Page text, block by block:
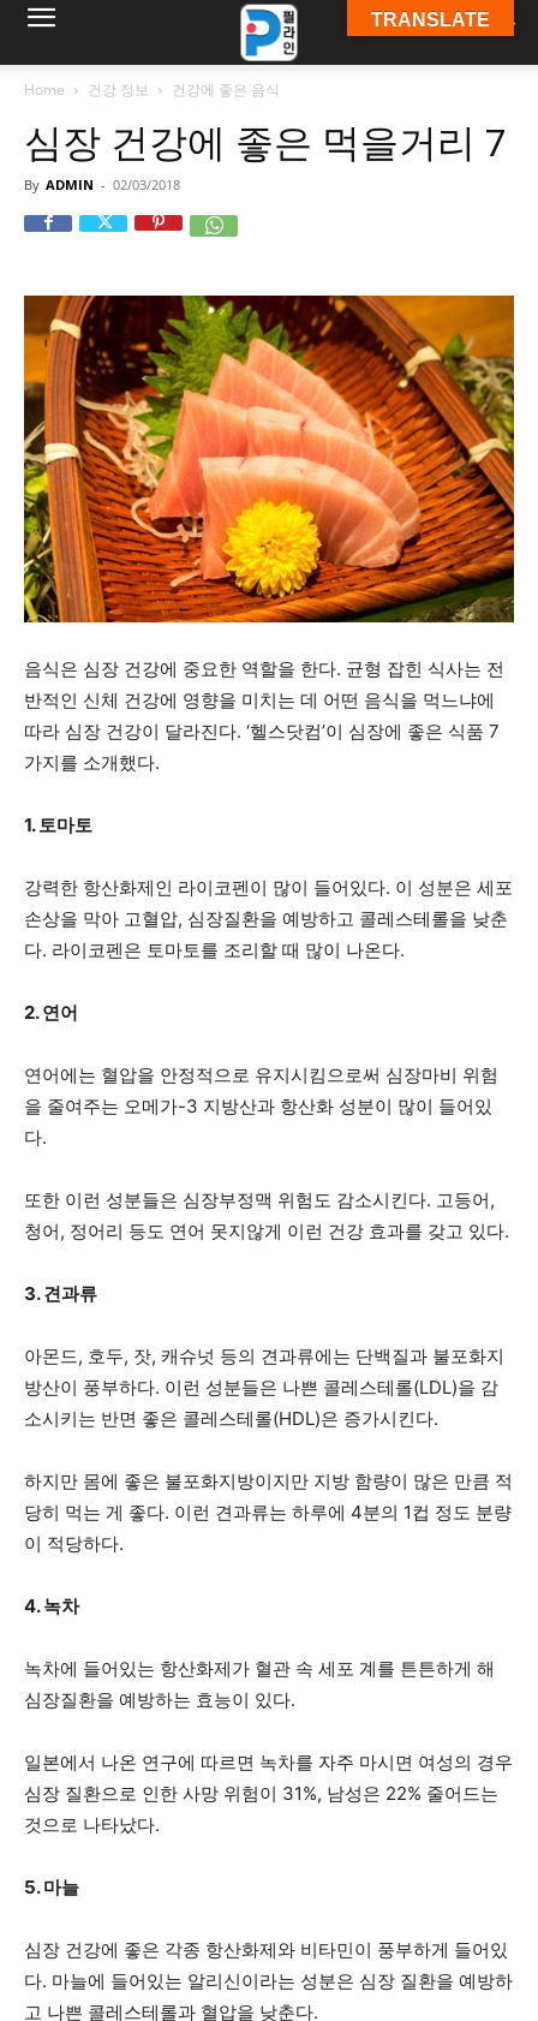
Home 건강 정보 건강에 좋은 음식
심장 건강에 좋은 먹을거리 7
By ADMIN - 02/03/2018
음식은 심장 건강에 중요한 역할을 한다. 균형 잡힌 식사는 전
반적인 신체 건강에 영향을 미치는 데 어떤 음식을 먹느냐에
따라 심장 건강이 달라진다. ‘헬스닷컴’이 심장에 좋은 식품 7
가지를 소개했다.
1. 토마토
강력한 항산화제인 라이코펜이 많이 들어있다. 이 성분은 세포
손상을 막아 고혈압, 심장질환을 예방하고 콜레스테롤을 낮춘
다. 라이코펜은 토마토를 조리할 때 많이 나온다.
2. 연어
연어에는 혈압을 안정적으로 유지시킴으로써 심장마비 위험
을 줄여주는 오메가-3 지방산과 항산화 성분이 많이 들어있
다.
또한 이런 성분들은 심장부정맥 위험도 감소시킨다. 고등어,
청어, 정어리 등도 연어 못지않게 이런 건강 효과를 갖고 있다.
3. 견과류
아몬드, 호두, 잣, 캐슈넛 등의 견과류에는 단백질과 불포화지
방산이 풍부하다. 이런 성분들은 나쁜 콜레스테롤(LDL)을 감
소시키는 반면 좋은 콜레스테롤(HDL)은 증가시킨다.
하지만 몸에 좋은 불포화지방이지만 지방 함량이 많은 만큼 적
당히 먹는 게 좋다. 이런 견과류는 하루에 4분의 1컵 정도 분량
이 적당하다.
4. 녹차
녹차에 들어있는 항산화제가 혈관 속 세포 계를 튼튼하게 해
심장질환을 예방하는 효능이 있다.
일본에서 나온 연구에 따르면 녹차를 자주 마시면 여성의 경우
심장 질환으로 인한 사망 위험이 31%, 남성은 22% 줄어드는
것으로 나타났다.
5. 마늘
심장 건강에 좋은 각종 항산화제와 비타민이 풍부하게 들어있
다. 마늘에 들어있는 알리신이라는 성분은 심장 질환을 예방하
고 나쁜 콜레스테롤과 혈압을 낮춘다.
TRANSLATE